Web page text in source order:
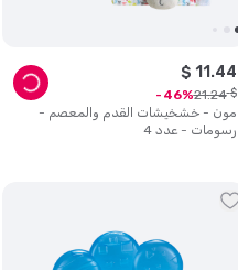
مون - خشخيشات القدم والمعصم -
رسومات - عدد 4
$ 11 .44
$
21.24
46